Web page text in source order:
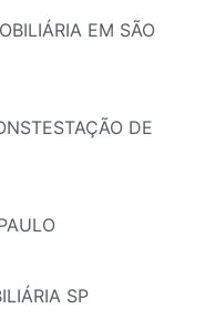
EM SÃO
DE
SP